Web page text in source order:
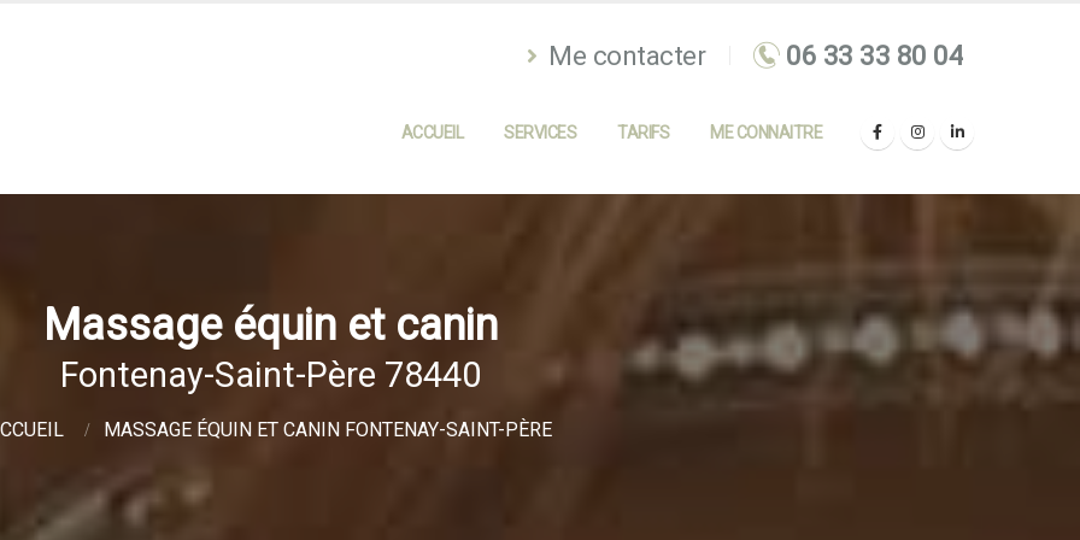
Me contacter
ACCUEIL SERVICES TARIFS ME CONNAITRE
Massage équin et canin
Fontenay-Saint-Père 78440
MASSAGE ÉQUIN ET CANIN FONTENAY-SAINT-PÈRE